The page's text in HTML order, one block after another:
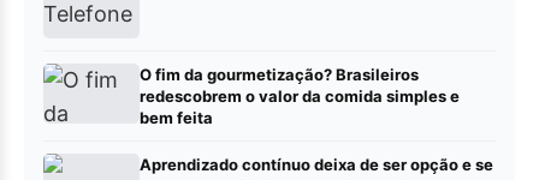
O fim da gourmetização? Brasileiros
redescobrem o valor da comida simples e
bem feita
Aprendizado contínuo deixa de ser opção e se